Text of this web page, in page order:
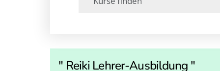
" Reiki Lehrer-Ausbildung "